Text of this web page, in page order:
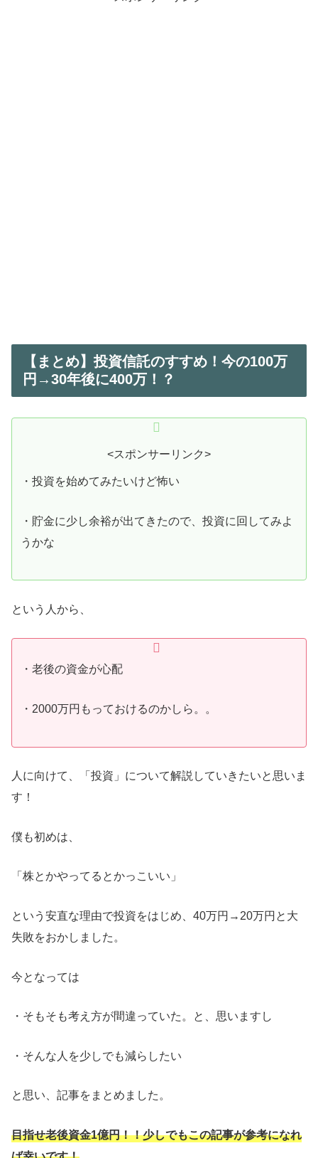
【まとめ】投資信託のすすめ！今の100万
円→30年後に400万！？
<スポンサーリンク>
・投資を始めてみたいけど怖い
・貯金に少し余裕が出てきたので、投資に回してみよ
うかな
という人から、
・老後の資金が心配
・2000万円もっておけるのかしら。。
人に向けて、「投資」について解説していきたいと思いま
す！
僕も初めは、
「株とかやってるとかっこいい」
という安直な理由で投資をはじめ、40万円→20万円と大
失敗をおかしました。
今となっては
・そもそも考え方が間違っていた。と、思いますし
・そんな人を少しでも減らしたい
と思い、記事をまとめました。
目指せ老後資金1億円！！少しでもこの記事が参考になれ